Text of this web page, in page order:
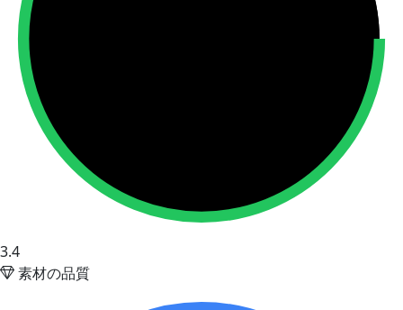
3.4
素材の品質